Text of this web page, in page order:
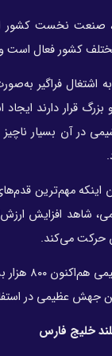
صنعت نخست
اشتغال فراگیر
بزرگ قرار دارند
در آن بسیار
اینکه مهم‌ترین
شاهد افزایش
حرکت می‌کند.
جهش عظیمی در
خلیج فارس